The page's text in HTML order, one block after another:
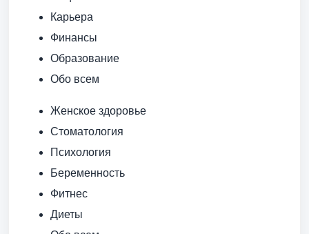
Карьера
Финансы
Образование
Обо всем
Женское здоровье
Стоматология
Психология
Беременность
Фитнес
Диеты